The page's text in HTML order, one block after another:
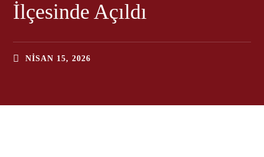
İlçesinde Açıldı
NISAN 15, 2026